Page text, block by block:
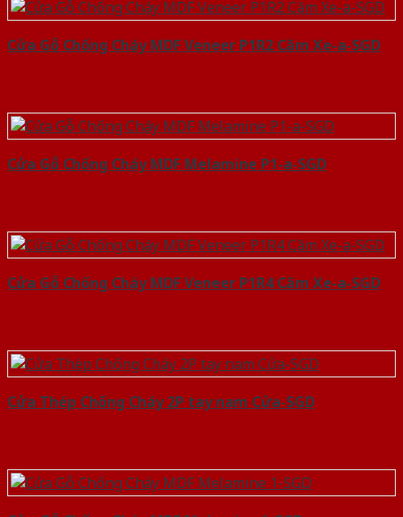
Cửa Gỗ Chống Cháy MDF Veneer P1R2 Căm Xe-a-SGD
Cửa Gỗ Chống Cháy MDF Melamine P1-a-SGD
Cửa Gỗ Chống Cháy MDF Veneer P1R4 Căm Xe-a-SGD
Cửa Thép Chống Cháy 2P tay nam Cửa-SGD